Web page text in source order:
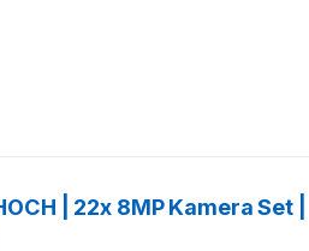
| 22x 8MP Kamera Set |